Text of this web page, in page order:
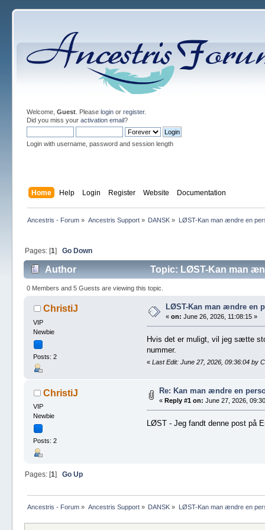
Welcome, Guest. Please loginor register.
Did you miss your activation email?
Login with username, password and session length
Home Help Login Register Website Documentation
Ancestris - Forum » Ancestris Support» DANSK » LØST-Kan man ændre en
Pages: [1] Go Down
Author Topic: LØST-Kan man
0 Members and 5 Guests are viewing this topic.
ChristiJ
VIP
Newbie
Posts: 2
LØST-Kan man ændre en
«on: June 26, 2026, 11:08:15 »
Hvis det er muligt, vil jeg sætte
nummer.
« Last Edit: June 27, 2026, 09:36:04 by
ChristiJ
VIP
Newbie
Posts: 2
Re: Kan man ændre en
« Reply #1 on: June 27, 2026,
LØST - Jeg fandt denne post på
Pages: [1] Go Up
Ancestris - Forum » Ancestris Support» DANSK » LØST-Kan man ændre en